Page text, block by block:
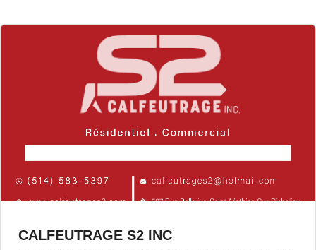
CALFEUTRAGE S2 INC